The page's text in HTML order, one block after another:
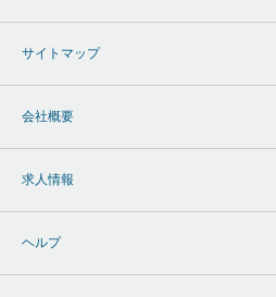
サイトマップ
会社概要
求人情報
ヘルプ